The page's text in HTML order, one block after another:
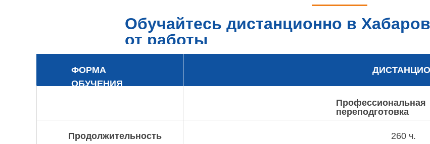
Обучайтесь дистанционно в
от работы
ФОРМА
ОБУЧЕНИЯ
Профессиональная
переподготовка
Продолжительность 260 ч.